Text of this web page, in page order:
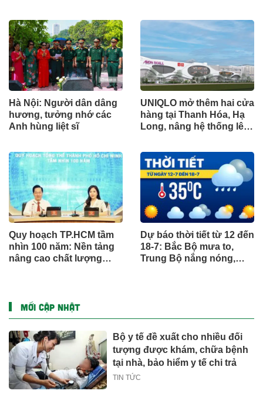
Hà Nội: Người dân dâng
hương, tưởng nhớ các
Anh hùng liệt sĩ
UNIQLO mở thêm hai cửa
hàng tại Thanh Hóa, Hạ
Long, nâng hệ thống lên
quốc
Quy hoạch TP.HCM tầm
nhìn 100 năm: Nền tảng
nâng cao chất lượng
Dự báo thời tiết từ 12 đến
18-7: Bắc Bộ mưa to,
Trung Bộ nắng nóng,
MỚI CẬP NHẬT
Bộ y tế đề xuất cho nhiều đối
tượng được khám, chữa bệnh
tại nhà, bảo hiểm y tế chi trả
TIN TỨC